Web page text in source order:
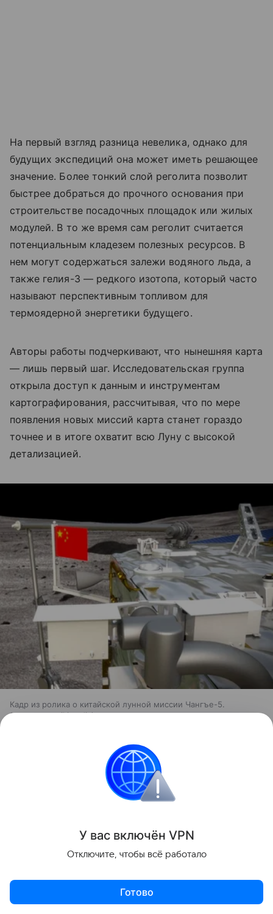
На первый взгляд разница невелика, однако для
будущих экспедиций она может иметь решающее
значение. Более тонкий слой реголита позволит
быстрее добраться до прочного основания при
строительстве посадочных площадок или жилых
модулей. В то же время сам реголит считается
потенциальным кладезем полезных ресурсов. В
нем могут содержаться залежи водяного льда, а
также гелия-3 — редкого изотопа, который часто
называют перспективным топливом для
термоядерной энергетики будущего.
Авторы работы подчеркивают, что нынешняя карта
— лишь первый шаг. Исследовательская группа
открыла доступ к данным и инструментам
картографирования, рассчитывая, что по мере
появления новых миссий карта станет гораздо
точнее и в итоге охватит всю Луну с высокой
детализацией.
Кадр из ролика о китайской лунной миссии Чангъе-5.
источник: wikimedia
Любопытно, что тема использования реголита
сегодня развивается сразу по нескольким
направлениям. Ранее Hi-Tech Mail
ученые впервые вырастили нут в имитации
посвящен строительству будущих лунных баз из
технология лазерного спекания лунного грунта для
создания инфраструктуры прямо на месте.
У вас включён VPN
Отключите, чтобы всё работало
Готово